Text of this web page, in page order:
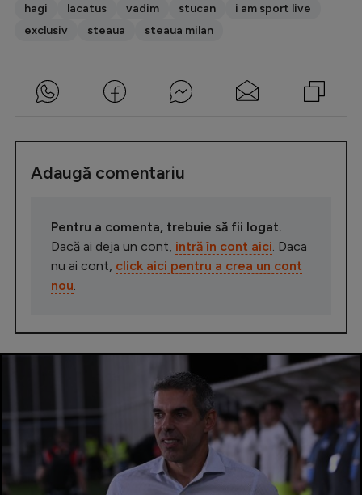
hagi lacatus vadim stucan
i am sport live
exclusiv
steaua steaua milan
Adaugă comentariu
Pentru a comenta, trebuie să fii logat.
Dacă ai deja un cont, intră în cont aici . Daca
nu ai cont, click aici pentru a crea un cont
nou